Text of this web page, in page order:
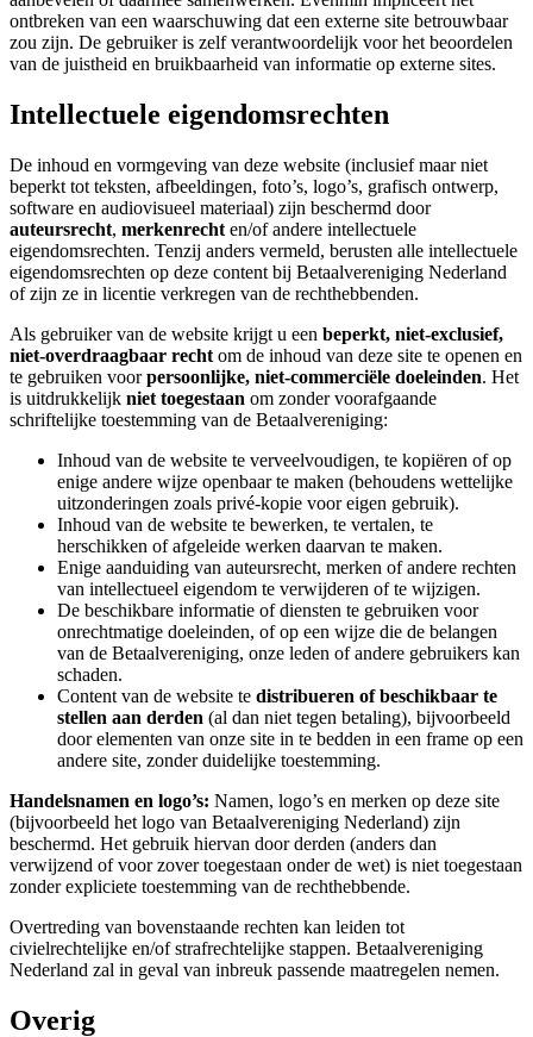
ontbreken van een waarschuwing dat een externe site betrouwbaar
zou zijn. De gebruiker is zelf verantwoordelijk voor het beoordelen
van de juistheid en bruikbaarheid van informatie op externe sites.
Intellectuele eigendomsrechten
De inhoud en vormgeving van deze website (inclusief maar niet
beperkt tot teksten, afbeeldingen, foto’s, logo’s, grafisch ontwerp,
software en audiovisueel materiaal) zijn beschermd door
auteursrecht, merkenrecht en/of andere intellectuele
eigendomsrechten. Tenzij anders vermeld, berusten alle intellectuele
eigendomsrechten op deze content bij Betaalvereniging Nederland
of zijn ze in licentie verkregen van de rechthebbenden.
Als gebruiker van de website krijgt u een beperkt, niet-exclusief,
niet-overdraagbaar recht om de inhoud van deze site te openen en
te gebruiken voorpersoonlijke, niet-commerciële doeleinden. Het
is uitdrukkelijk niet toegestaan om zonder voorafgaande
schriftelijke toestemming van de Betaalvereniging:
Inhoud van de website te verveelvoudigen, te kopiëren of op
enige andere wijze openbaar te maken (behoudens wettelijke
uitzonderingen zoals privé-kopie voor eigen gebruik).
Inhoud van de website te bewerken, te vertalen, te
herschikken of afgeleide werken daarvan te maken.
Enige aanduiding van auteursrecht, merken of andere rechten
van intellectueel eigendom te verwijderen of te wijzigen.
De beschikbare informatie of diensten te gebruiken voor
onrechtmatige doeleinden, of op een wijze die de belangen
van de Betaalvereniging, onze leden of andere gebruikers kan
schaden.
Content van de website te distribueren of beschikbaar te
stellen aan derden (al dan niet tegen betaling), bijvoorbeeld
door elementen van onze site in te bedden in een frame op een
andere site, zonder duidelijke toestemming.
Handelsnamen en logo’s: Namen, logo’s en merken op deze site
(bijvoorbeeld het logo van Betaalvereniging Nederland) zijn
beschermd. Het gebruik hiervan door derden (anders dan
verwijzend of voor zover toegestaan onder de wet) is niet toegestaan
zonder expliciete toestemming van de rechthebbende.
Overtreding van bovenstaande rechten kan leiden tot
civielrechtelijke en/of strafrechtelijke stappen. Betaalvereniging
Nederland zal in geval van inbreuk passende maatregelen nemen.
Overig